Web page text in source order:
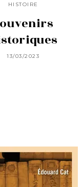
HISTOIRE
13/03/2023